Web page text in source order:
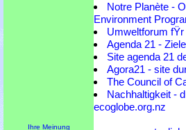
Notre Planète -
Environment
Umweltforum
Agenda 21 -
Site agenda 21
Agora21 - site
The Council of
Nachhaltigkeit -
ecoglobe.org.nz
Ihre Meinung